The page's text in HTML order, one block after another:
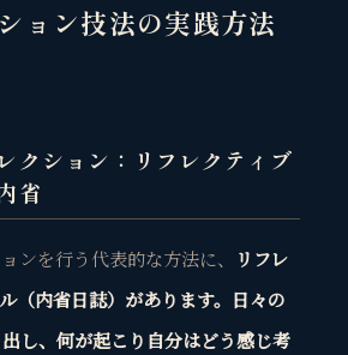
ョン技法の実践方法
クション：リフレクティブ
省
ンを行う代表的な方法に、
リフレ
（内省日誌）があります。日々の
し、何が起こり自分はどう感じ考